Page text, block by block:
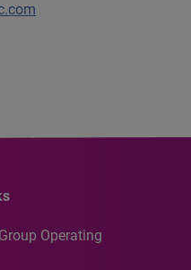
Operating